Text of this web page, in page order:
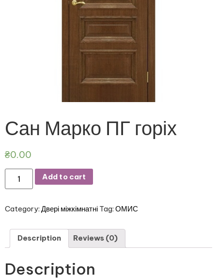
Сан Марко ПГ горіх
₴0.00
Add to cart
Category: Двері міжкімнатні Tag: ОМИС
Description Reviews (0)
Description